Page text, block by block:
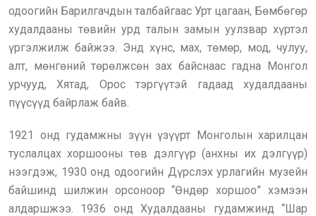
одоогийн Барилгачдын талбайгаас Урт цагаан, Бөмбөгөр
худалдааны төвийн урд талын замын уулзвар хүртэл
үргэлжилж байжээ. Энд хүнс, мах, төмөр, мод, чулуу,
алт, мөнгөний төрөлжсөн зах байснаас гадна Монгол
урчууд, Хятад, Орос тэргүүтэй гадаад худалдааны
пүүсүүд байрлаж байв.
1921 онд гудамжны зүүн үзүүрт Монголын харилцан
туслалцах хоршооны төв дэлгүүр (анхны их дэлгүүр)
нээгдэж, 1930 онд одоогийн Дүрслэх урлагийн музейн
байшинд шилжин орсоноор “Өндөр хоршоо” хэмээн
алдаршжээ. 1936 онд Худалдааны гудамжинд “Шар